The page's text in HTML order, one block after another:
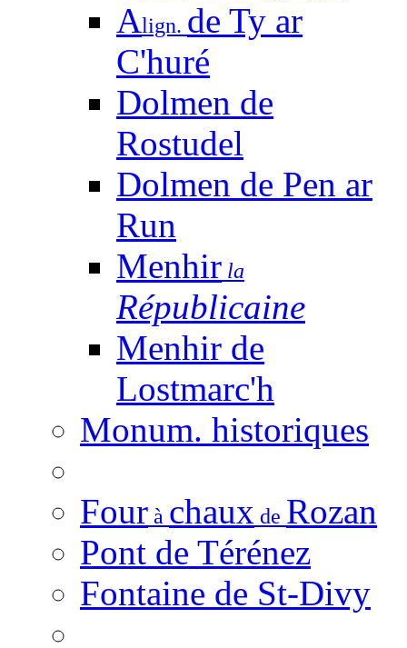
Align. de Ty ar
C'huré
Dolmen de
Rostudel
Dolmen de Pen ar
Run
Menhir la
Républicaine
Menhir de
Lostmarc'h
Monum. historiques
Four à chaux de Rozan
Pont de Térénez
Fontaine de St-Divy